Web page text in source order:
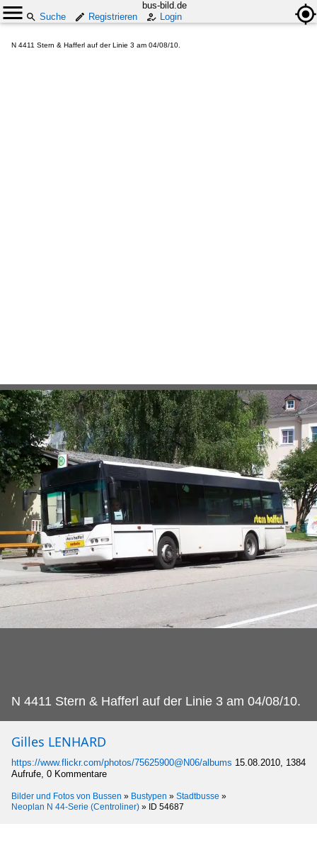
bus-bild.de
Suche
Registrieren Login
N 4411 Stern & Hafferl auf der Linie 3 am 04/08/10.
N 4411 Stern & Hafferl auf der Linie 3 am 04/08/10.
Gilles LENHARD
https://www.flickr.com/photos/75625900@N06/albums 15.08.2010, 1384
Aufrufe, 0 Kommentare
Bilder und Fotos von Bussen » Bustypen » Stadtbusse »
Neoplan N 44-Serie (Centroliner) » ID 54687